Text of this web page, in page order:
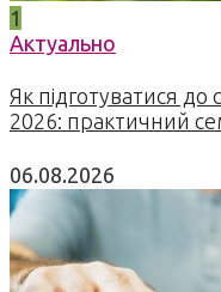
1
Актуально
Як підготуватися
2026: практичний
06.08.2026